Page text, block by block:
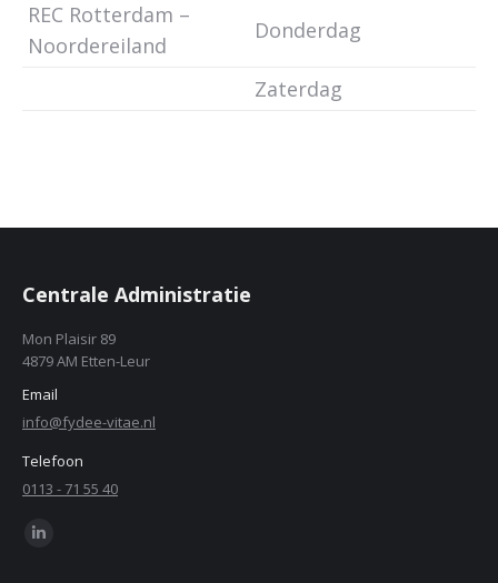
REC Rotterdam –
Noordereiland
Donderdag
Zaterdag
Centrale Administratie
Mon Plaisir 89
4879 AM Etten-Leur
Email
info@fydee-vitae.nl
Telefoon
0113 - 71 55 40
Find us on: